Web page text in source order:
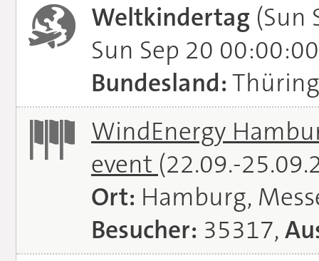
Weltkindertag (Sun
Sun Sep 20
Bundesland:
WindEnergy
event (22.09.-
Ort: Hamburg,
Besucher: 35317,